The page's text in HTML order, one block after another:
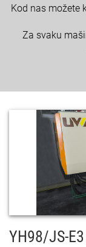
Kod nas možete
Za svaku
YH98/JS-E3